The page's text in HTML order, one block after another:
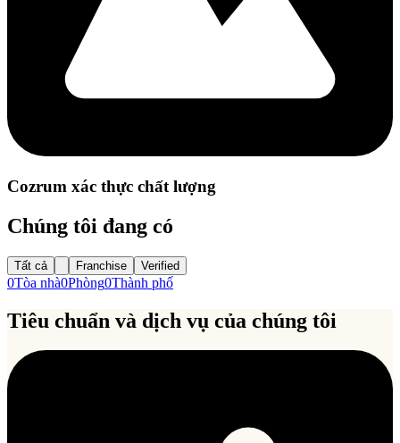
Cozrum xác thực chất lượng
Chúng tôi đang có
Tất cả Franchise Verified
0Tòa nhà0Phòng0Thành phố
Tiêu chuẩn và dịch vụ của chúng tôi